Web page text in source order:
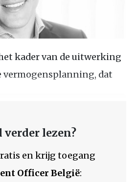
kader van de uitwerking
vermogensplanning, dat
lezen?
en krijg toegang
Officer België: